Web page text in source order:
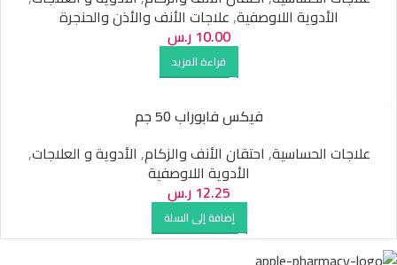
الأدوية اللاوصفية,علاجات الأنف والأذن والحنجرة
10.00 ر.س
قراءة المزيد
فيكس فابوراب 50 جم
علاجات الحساسية, احتقان الأنف والزكام, الأدوية و العلاجات,
الأدوية اللاوصفية
12.25 ر.س
إضافة إلى السلة